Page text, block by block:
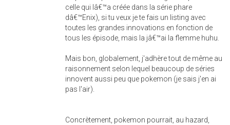
celle qui lâ€™a créée dans la série phare
dâ€™Enix), si tu veux je te fais un listing avec
toutes les grandes innovations en fonction de
tous les épisode, mais la jâ€™ai la flemme huhu.
Mais bon, globalement, j'adhère tout de même au
raisonnement selon lequel beaucoup de séries
innovent aussi peu que pokemon (je sais j'en ai
pas l'air).
Concrètement, pokemon pourrait, au hazard,